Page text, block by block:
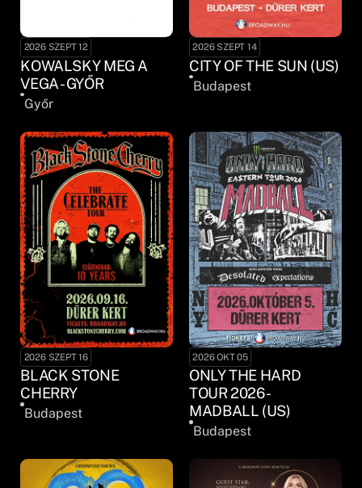
2026 SZEPT 12
KOWALSKY MEG A
VEGA - GYŐR
Győr
2026 SZEPT 14
CITY OF THE SUN (US)
Budapest
2026 SZEPT 16
BLACK STONE
CHERRY
Budapest
2026 OKT 05
ONLY THE HARD
TOUR 2026 -
MADBALL (US)
Budapest